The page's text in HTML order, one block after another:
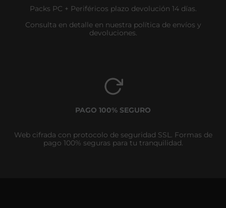
Packs PC + Periféricos plazo devolución 14 días.
Consulta en detalle en nuestra política de envíos y
devoluciones.
PAGO 100% SEGURO
Web cifrada con protocolo de seguridad SSL. Formas de
pago 100% seguras para tu tranquilidad.